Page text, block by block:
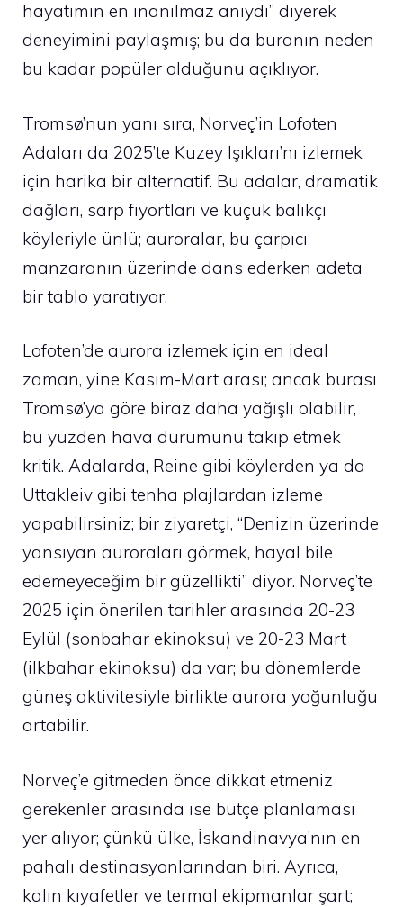
hayatımın en inanılmaz anıydı” diyerek
deneyimini paylaşmış; bu da buranın neden
bu kadar popüler olduğunu açıklıyor.
Tromsø’nun yanı sıra, Norveç’in Lofoten
Adaları da 2025’te Kuzey Işıkları’nı izlemek
için harika bir alternatif. Bu adalar, dramatik
dağları, sarp fiyortları ve küçük balıkçı
köyleriyle ünlü; auroralar, bu çarpıcı
manzaranın üzerinde dans ederken adeta
bir tablo yaratıyor.
Lofoten’de aurora izlemek için en ideal
zaman, yine Kasım-Mart arası; ancak burası
Tromsø’ya göre biraz daha yağışlı olabilir,
bu yüzden hava durumunu takip etmek
kritik. Adalarda, Reine gibi köylerden ya da
Uttakleiv gibi tenha plajlardan izleme
yapabilirsiniz; bir ziyaretçi, “Denizin üzerinde
yansıyan auroraları görmek, hayal bile
edemeyeceğim bir güzellikti” diyor. Norveç’te
2025 için önerilen tarihler arasında 20-23
Eylül (sonbahar ekinoksu) ve 20-23 Mart
(ilkbahar ekinoksu) da var; bu dönemlerde
güneş aktivitesiyle birlikte aurora yoğunluğu
artabilir.
Norveç’e gitmeden önce dikkat etmeniz
gerekenler arasında ise bütçe planlaması
yer alıyor; çünkü ülke, İskandinavya’nın en
pahalı destinasyonlarından biri. Ayrıca,
kalın kıyafetler ve termal ekipmanlar şart;